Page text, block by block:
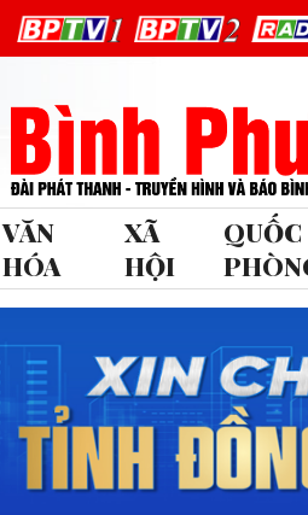
VĂN
HÓA
XÃ
HỘI
QUỐC